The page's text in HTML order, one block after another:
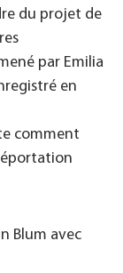
du projet de
par Emilia
en
comment
Blum avec